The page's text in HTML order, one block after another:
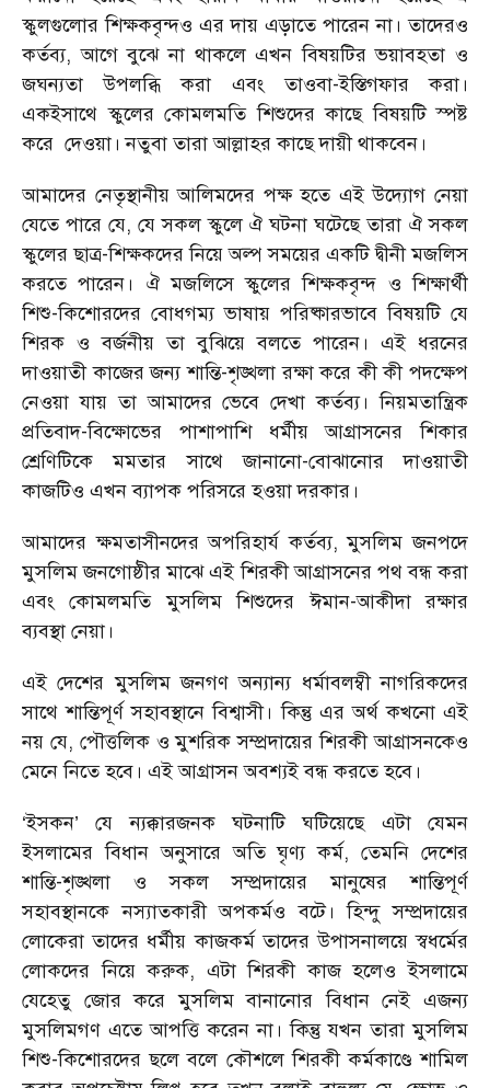
স্কুলগুলোর শিক্ষকবৃন্দও এর দায় এড়াতে পারেন না। তাদেরও
কর্তব্য, আগে বুঝে না থাকলে এখন বিষয়টির ভয়াবহতা ও
জঘন্যতা উপলব্ধি করা এবং তাওবা-ইস্তিগফার করা।
একইসাথে স্কুলের কোমলমতি শিশুদের কাছে বিষয়টি স্পষ্ট
করে দেওয়া। নতুবা তারা আল্লাহর কাছে দায়ী থাকবেন।
আমাদের নেতৃস্থানীয় আলিমদের পক্ষ হতে এই উদ্যোগ নেয়া
যেতে পারে যে, যে সকল স্কুলে ঐ ঘটনা ঘটেছে তারা ঐ সকল
স্কুলের ছাত্র-শিক্ষকদের নিয়ে অল্প সময়ের একটি দ্বীনী মজলিস
করতে পারেন। ঐ মজলিসে স্কুলের শিক্ষকবৃন্দ ও শিক্ষার্থী
শিশু-কিশোরদের বোধগম্য ভাষায় পরিষ্কারভাবে বিষয়টি যে
শিরক ও বর্জনীয় তা বুঝিয়ে বলতে পারেন। এই ধরনের
দাওয়াতী কাজের জন্য শান্তি-শৃঙ্খলা রক্ষা করে কী কী পদক্ষেপ
নেওয়া যায় তা আমাদের ভেবে দেখা কর্তব্য। নিয়মতান্ত্রিক
প্রতিবাদ-বিক্ষোভের পাশাপাশি ধর্মীয় আগ্রাসনের শিকার
শ্রেণিটিকে মমতার সাথে জানানো-বোঝানোর দাওয়াতী
কাজটিও এখন ব্যাপক পরিসরে হওয়া দরকার।
আমাদের ক্ষমতাসীনদের অপরিহার্য কর্তব্য, মুসলিম জনপদে
মুসলিম জনগোষ্ঠীর মাঝে এই শিরকী আগ্রাসনের পথ বন্ধ করা
এবং কোমলমতি মুসলিম শিশুদের ঈমান-আকীদা রক্ষার
ব্যবস্থা নেয়া।
এই দেশের মুসলিম জনগণ অন্যান্য ধর্মাবলম্বী নাগরিকদের
সাথে শান্তিপূর্ণ সহাবস্থানে বিশ্বাসী। কিন্তু এর অর্থ কখনো এই
নয় যে, পৌত্তলিক ও মুশরিক সম্প্রদায়ের শিরকী আগ্রাসনকেও
মেনে নিতে হবে। এই আগ্রাসন অবশ্যই বন্ধ করতে হবে।
‘ইসকন’ যে ন্যক্কারজনক ঘটনাটি ঘটিয়েছে এটা যেমন
ইসলামের বিধান অনুসারে অতি ঘৃণ্য কর্ম, তেমনি দেশের
শান্তি-শৃঙ্খলা ও সকল সম্প্রদায়ের মানুষের শান্তিপূর্ণ
সহাবস্থানকে নস্যাতকারী অপকর্মও বটে। হিন্দু সম্প্রদায়ের
লোকেরা তাদের ধর্মীয় কাজকর্ম তাদের উপাসনালয়ে স্বধর্মের
লোকদের নিয়ে করুক, এটা শিরকী কাজ হলেও ইসলামে
যেহেতু জোর করে মুসলিম বানানোর বিধান নেই এজন্য
মুসলিমগণ এতে আপত্তি করেন না। কিন্তু যখন তারা মুসলিম
শিশু-কিশোরদের ছলে বলে কৌশলে শিরকী কর্মকাণ্ডে শামিল